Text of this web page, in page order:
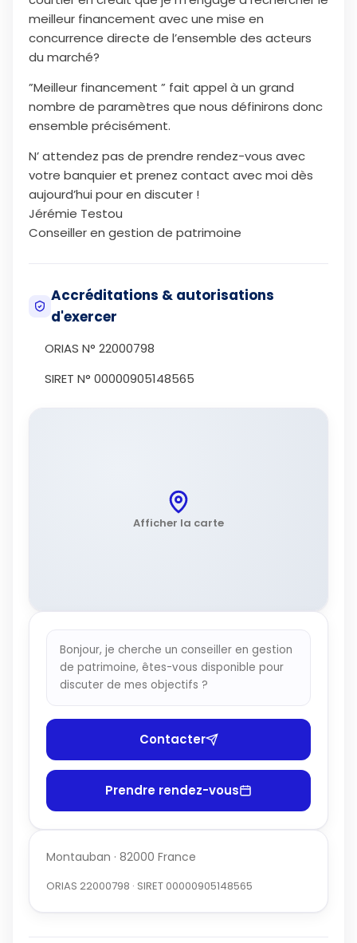
meilleur financement avec une mise en
concurrence directe de l’ensemble des acteurs
du marché?
”Meilleur financement ” fait appel à un grand
nombre de paramètres que nous définirons donc
ensemble précisément.
N’ attendez pas de prendre rendez-vous avec
votre banquier et prenez contact avec moi dès
aujourd’hui pour en discuter !
Jérémie Testou
Conseiller en gestion de patrimoine
Accréditations & autorisations
d'exercer
ORIAS N° 22000798
SIRET N° 00000905148565
Afficher la carte
Bonjour, je cherche un conseiller en gestion
de patrimoine, êtes-vous disponible pour
discuter de mes objectifs ?
Contacter
Prendre rendez-vous
Montauban · 82000 France
ORIAS 22000798 · SIRET 00000905148565